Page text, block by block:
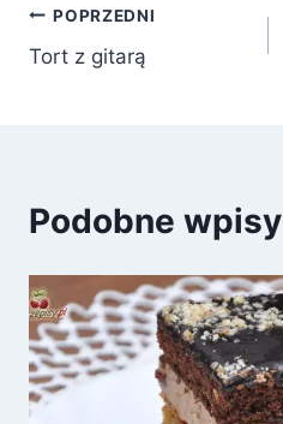
Nawigacja
wpisu
POPRZEDNI
Tort z gitarą
Podobne wpisy